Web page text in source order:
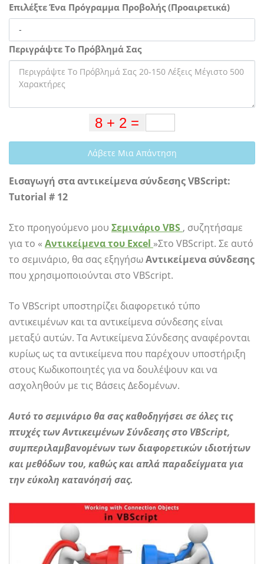
Επιλέξτε Ένα Πρόγραμμα Προβολής (Προαιρετικά)
Περιγράψτε Το Πρόβλημά Σας
Λάβετε Μια Απάντηση
Εισαγωγή στα αντικείμενα σύνδεσης VBScript:
Tutorial # 12
Στο προηγούμενο μου Σεμινάριο VBS , συζητήσαμε
για το « Αντικείμενα του Excel »Στο VBScript. Σε αυτό
το σεμινάριο, θα σας εξηγήσωΑντικείμενα σύνδεσης
που χρησιμοποιούνται στο VBScript.
Το VBScript υποστηρίζει διαφορετικό τύπο
αντικειμένων και τα αντικείμενα σύνδεσης είναι
μεταξύ αυτών. Τα Αντικείμενα Σύνδεσης αναφέρονται
κυρίως ως τα αντικείμενα που παρέχουν υποστήριξη
στους Κωδικοποιητές για να δουλέψουν και να
ασχοληθούν με τις Βάσεις Δεδομένων.
Αυτό το σεμινάριο θα σας καθοδηγήσει σε όλες τις
πτυχές των Αντικειμένων Σύνδεσης στο VBScript,
συμπεριλαμβανομένων των διαφορετικών ιδιοτήτων
και μεθόδων του, καθώς και απλά παραδείγματα για
την εύκολη κατανόησή σας.